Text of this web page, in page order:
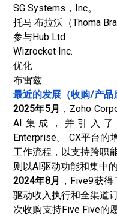
SG Systems，Inc。
托马·布拉沃（Thoma
参与Hub Ltd
Wizrocket Inc.
优化
布雷兹
最近的发展（收购/产品
2025年5月 ，Zoho
AI集成，并引入了
Enterprise。 CX平台的
工作流程，以支持跨职
则以AI驱动功能和集中
2024年8月
，Five9获
驱动收入执行和全渠道
次收购支持Five Five的